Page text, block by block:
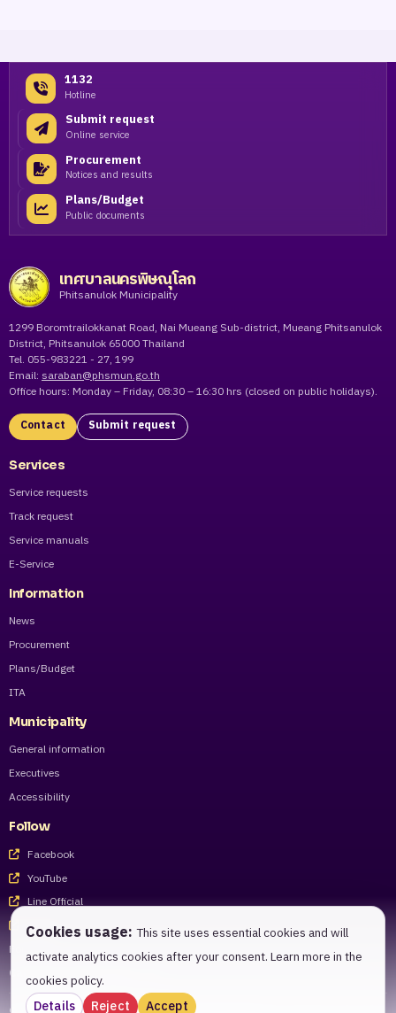
1132
Hotline
Submit request
Online service
Procurement
Notices and results
Plans/Budget
Public documents
เทศบาลนครพิษณุโลก
Phitsanulok Municipality
1299 Boromtrailokkanat Road, Nai Mueang Sub-district, Mueang Phitsanulok
District, Phitsanulok 65000 Thailand
Tel. 055-983221 - 27, 199
Email: saraban@phsmun.go.th
Office hours: Monday – Friday, 08:30 – 16:30 hrs (closed on public holidays).
Contact Submit request
Services
Service requests
Track request
Service manuals
E-Service
Information
News
Procurement
Plans/Budget
ITA
Municipality
General information
Executives
Accessibility
Follow
Facebook
YouTube
Line Official
Tiktok
For staff
Call Center 055-983221 - 27
Cookies usage: This site uses essential cookies and will
activate analytics cookies after your consent. Learn more in the
cookies policy.
Details Reject Accept